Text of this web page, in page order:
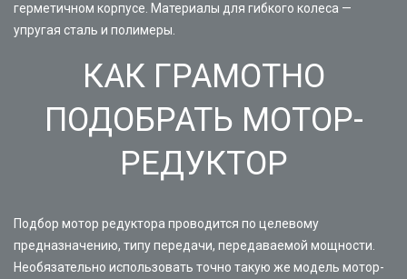
герметичном корпусе. Материалы для гибкого колеса —
упругая сталь и полимеры.
КАК ГРАМОТНО
ПОДОБРАТЬ МОТОР-
РЕДУКТОР
Подбор мотор редуктора проводится по целевому
предназначению, типу передачи, передаваемой мощности.
Необязательно использовать точно такую же модель мотор-